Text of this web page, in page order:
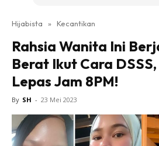
Hijabista » Kecantikan
Rahsia Wanita Ini
Berat Ikut Cara
Lepas Jam 8PM!
By SH - 23 Mei 2023